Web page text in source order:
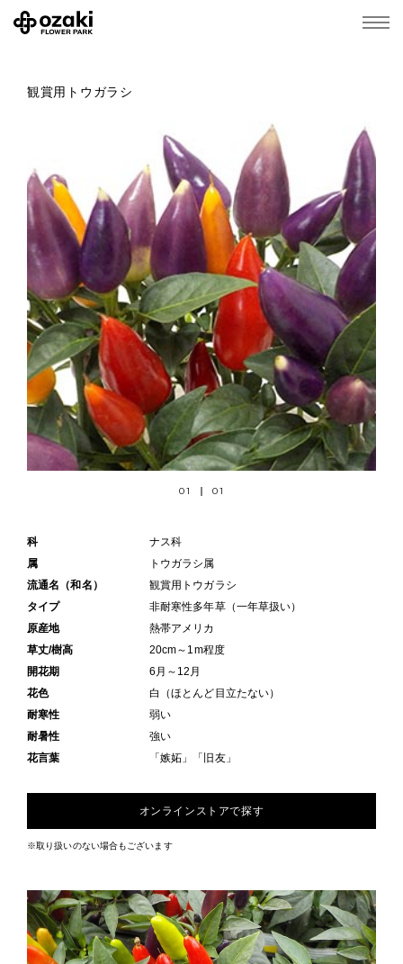
観賞用トウガラシ
01 01
科
ナス科
属
トウガラシ属
流通名（和名）
観賞用トウガラシ
タイプ
非耐寒性多年草（一年草扱い）
原産地
熱帯アメリカ
草丈/樹高
20cm～1m程度
開花期
6月～12月
花色
白（ほとんど目立たない）
耐寒性
弱い
耐暑性
強い
花言葉
「嫉妬」「旧友」
オンラインストアで探す
※取り扱いのない場合もございます